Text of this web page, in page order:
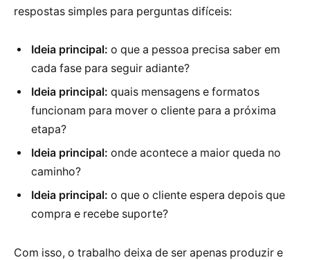
respostas simples para perguntas difíceis:
Ideia principal: o que a pessoa precisa saber em
cada fase para seguir adiante?
Ideia principal: quais mensagens e formatos
funcionam para mover o cliente para a próxima
etapa?
Ideia principal: onde acontece a maior queda no
caminho?
Ideia principal: o que o cliente espera depois que
compra e recebe suporte?
Com isso, o trabalho deixa de ser apenas produzir e